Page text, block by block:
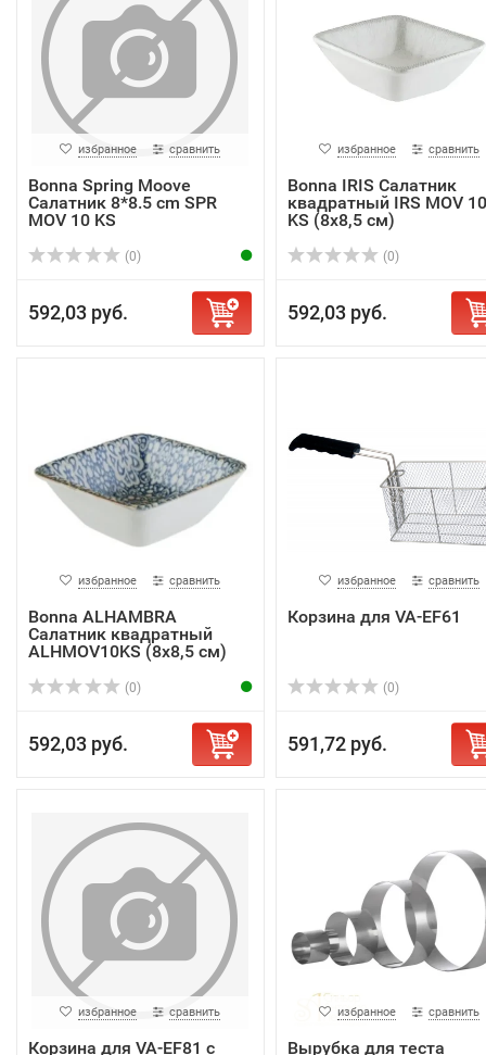
избранное сравнить
Bonna Spring Moove
Салатник 8*8.5 cm SPR
MOV 10 KS
(0)
592,03 руб.
избранное сравнить
Bonna IRIS Салатник
квадратный IRS MOV 10
KS (8х8,5 см)
(0)
592,03 руб.
избранное сравнить
Bonna ALHAMBRA
Салатник квадратный
ALHMOV10KS (8х8,5 см)
(0)
592,03 руб.
избранное сравнить
Корзина для VA-EF61
(0)
591,72 руб.
избранное сравнить
Корзина для VA-EF81 c
избранное сравнить
Вырубка для теста